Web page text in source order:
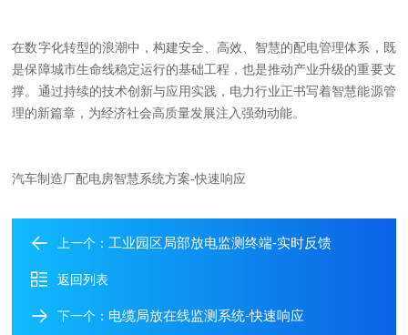
在数字化转型的浪潮中，构建安全、高效、智慧的配电管理体系，既
是保障城市生命线稳定运行的基础工程，也是推动产业升级的重要支
撑。通过持续的技术创新与应用实践，电力行业正书写着智慧能源管
理的新篇章，为经济社会高质量发展注入强劲动能。
汽车制造厂配电房智慧系统方案-快速响应
上一个： 工业园区局部放电监测终端-实时反馈
返回列表
下一个： 电缆局放在线监测系统-快速响应